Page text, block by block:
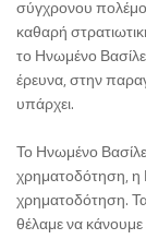
σύγχρονου
καθαρή
το Ηνωμένο
έρευνα, στην
υπάρχει.
Το Ηνωμένο
χρηματοδότηση, η
χρηματοδότηση.
θέλαμε να